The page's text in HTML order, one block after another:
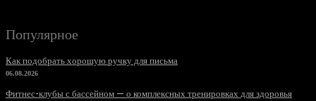
Популярное
Как подобрать хорошую ручку для письма
06.08.2026
Фитнес-клубы с бассейном — о комплексных тренировках для здоровья